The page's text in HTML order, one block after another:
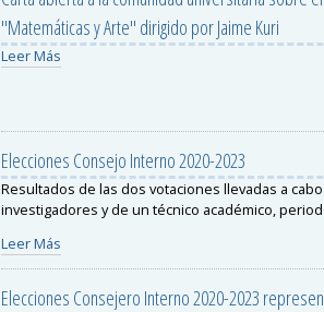
"Matemáticas y Arte" dirigido por Jaime Kuri
Leer Más
Elecciones Consejo Interno 2020-2023
Resultados de las dos votaciones llevadas a
investigadores y de un técnico académico,
Leer Más
Elecciones Consejero Interno 2020-2023